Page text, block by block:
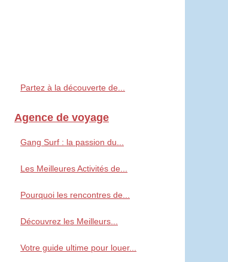
Partez à la découverte de...
Agence de voyage
Gang Surf : la passion du...
Les Meilleures Activités de...
Pourquoi les rencontres de...
Découvrez les Meilleurs...
Votre guide ultime pour louer...